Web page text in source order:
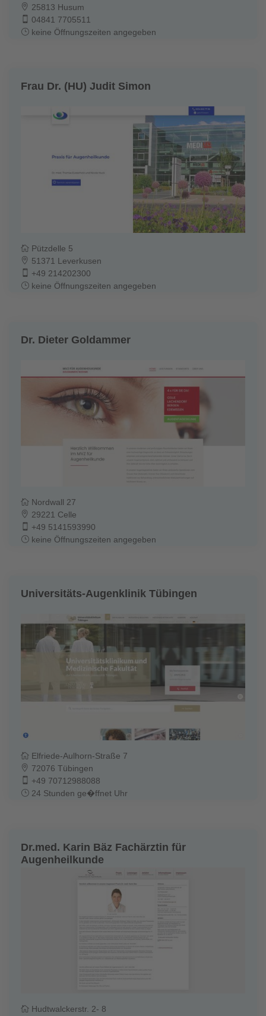
25813 Husum
04841 7705511
keine Öffnungszeiten angegeben
Frau Dr. (HU) Judit Simon
Pützdelle 5
51371 Leverkusen
+49 214202300
keine Öffnungszeiten angegeben
Dr. Dieter Goldammer
Nordwall 27
29221 Celle
+49 5141593990
keine Öffnungszeiten angegeben
Universitäts-Augenklinik Tübingen
Elfriede-Aulhorn-Straße 7
72076 Tübingen
+49 70712988088
24 Stunden ge�ffnet Uhr
Dr.med. Karin Bäz Fachärztin für
Augenheilkunde
Hudtwalckerstr. 2- 8